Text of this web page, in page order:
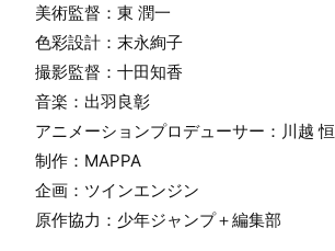
美術監督：東 潤一
色彩設計：末永絢子
撮影監督：十田知香
音楽：出羽良彰
アニメーションプロデューサー：川越 恒
制作：MAPPA
企画：ツインエンジン
原作協力：少年ジャンプ＋編集部